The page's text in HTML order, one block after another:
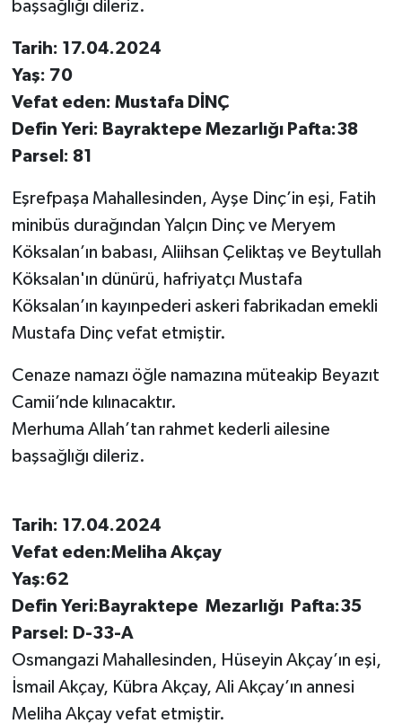
başsağlığı dileriz.
Tarih: 17.04.2024
Yaş: 70
Vefat eden: Mustafa DİNÇ
Defin Yeri: Bayraktepe Mezarlığı Pafta:38
Parsel: 81
Eşrefpaşa Mahallesinden, Ayşe Dinç’in eşi, Fatih
minibüs durağından Yalçın Dinç ve Meryem
Köksalan’ın babası, Aliihsan Çeliktaş ve Beytullah
Köksalan'ın dünürü, hafriyatçı Mustafa
Köksalan’ın kayınpederi askeri fabrikadan emekli
Mustafa Dinç vefat etmiştir.
Cenaze namazı öğle namazına müteakip Beyazıt
Camii’nde kılınacaktır.
Merhuma Allah’tan rahmet kederli ailesine
başsağlığı dileriz.
Tarih: 17.04.2024
Vefat eden:Meliha Akçay
Yaş:62
Defin Yeri:Bayraktepe Mezarlığı Pafta:35
Parsel: D-33-A
Osmangazi Mahallesinden, Hüseyin Akçay’ın eşi,
İsmail Akçay, Kübra Akçay, Ali Akçay’ın annesi
Meliha Akçay vefat etmiştir.